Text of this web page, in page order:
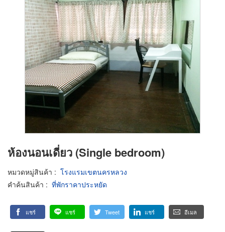
ห้องนอนเดี่ยว (Single bedroom)
หมวดหมู่สินค้า : โรงแรมเขตนครหลวง
คำค้นสินค้า : ที่พักราคาประหยัด
แชร์ แชร์ Tweet แชร์ อีเมล